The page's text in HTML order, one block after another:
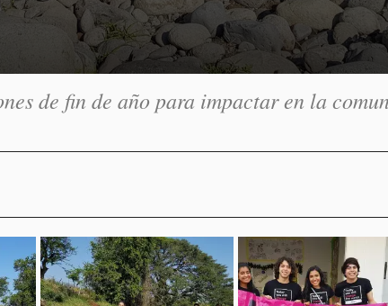
de fin de año para impactar en la